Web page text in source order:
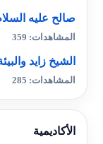
صالح عليه
المشاهدات: 359
الشيخ زايد
المشاهدات: 285
الأكاديمية